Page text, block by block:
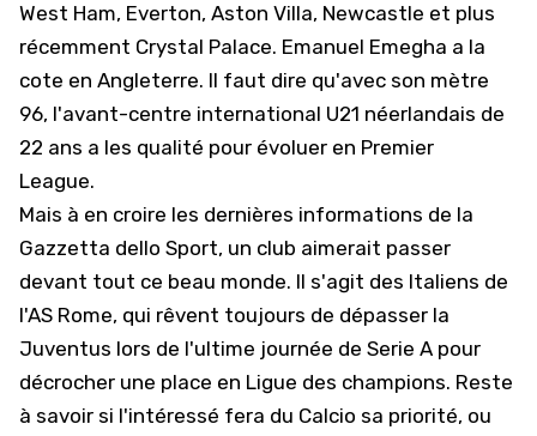
West Ham, Everton, Aston Villa, Newcastle et plus
récemment Crystal Palace. Emanuel Emegha a la
cote en Angleterre. Il faut dire qu'avec son mètre
96, l'avant-centre international U21 néerlandais de
22 ans a les qualité pour évoluer en Premier
League.
Mais à en croire les dernières informations de la
Gazzetta dello Sport, un club aimerait passer
devant tout ce beau monde. Il s'agit des Italiens de
l'AS Rome, qui rêvent toujours de dépasser la
Juventus lors de l'ultime journée de Serie A pour
décrocher une place en Ligue des champions. Reste
à savoir si l'intéressé fera du Calcio sa priorité, ou